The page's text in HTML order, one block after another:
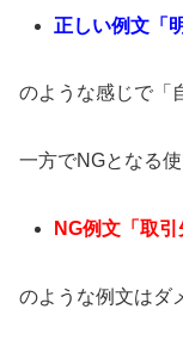
正しい例文「
のような感じで「
一方でNGとなる
NG例文「取引
のような例文はダ